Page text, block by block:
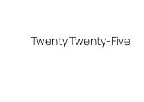
Twenty Twenty-Five